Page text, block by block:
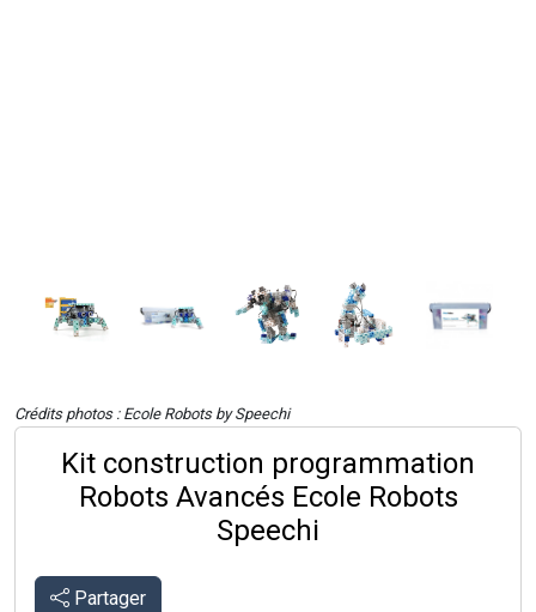
Crédits photos : Ecole Robots by Speechi
Kit construction programmation
Robots Avancés Ecole Robots
Speechi
Partager